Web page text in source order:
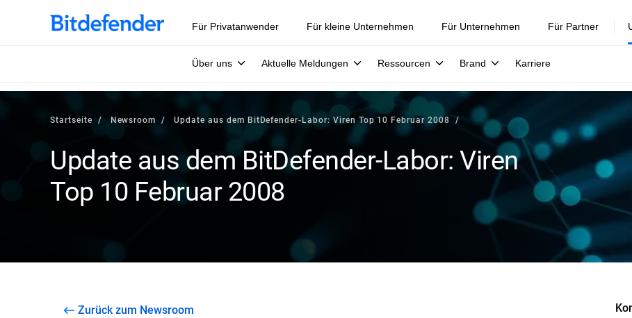
Für Privatanwender Für kleine Unternehmen Für Unternehmen Für Partner
Über uns Aktuelle Meldungen Ressourcen Brand Karriere
Startseite Newsroom Update aus dem BitDefender-Labor: Viren Top 10 Februar 2008
Update aus dem BitDefender-Labor: Viren
Top 10 Februar 2008
Zurück zum Newsroom